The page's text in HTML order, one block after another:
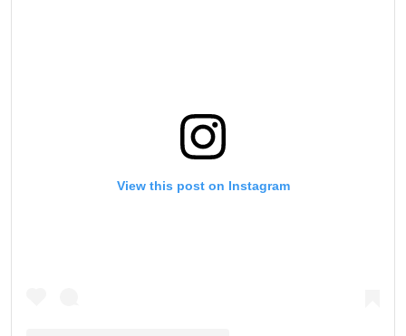
View this post on Instagram